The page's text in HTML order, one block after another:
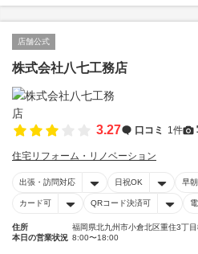
店舗公式
株式会社八七工務店
3.27 口コミ 1件
住宅リフォーム・リノベーション
出張・訪問対応 日祝OK 早
カード可 QRコード決済可
住所
福岡県北九州市小倉北区重住3丁
本日の営業状況 8:00〜18:00